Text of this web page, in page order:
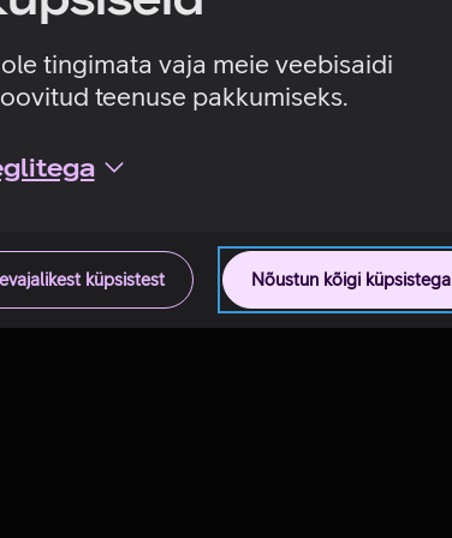
tingimata vaja meie veebisaidi
teenuse pakkumiseks.
Nõustun kõigi küpsistega
küpsistest